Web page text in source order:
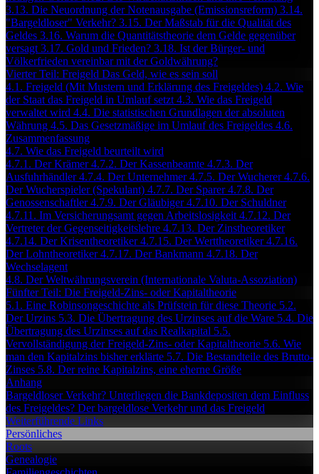
3.13. Die Neuordnung der Notenausgabe (Emissionsreform) 3.14.
"Bargeldloser" Verkehr? 3.15. Der Maßstab für die Qualität des
Geldes 3.16. Warum die Quantitätstheorie dem Gelde gegenüber
versagt 3.17. Gold und Frieden? 3.18. Ist der Bürger- und
Völkerfrieden vereinbar mit der Goldwährung?
Vierter Teil: Freigeld Das Geld, wie es sein soll
4.1. Freigeld (Mit Mustern und Erklärung des Freigeldes) 4.2. Wie
der Staat das Freigeld in Umlauf setzt 4.3. Wie das Freigeld
verwaltet wird 4.4. Die statistischen Grundlagen der absoluten
Währung 4.5. Das Gesetzmäßige im Umlauf des Freigeldes 4.6.
Zusammenfassung
4.7. Wie das Freigeld beurteilt wird
4.7.1. Der Krämer4.7.2. Der Kassenbeamte 4.7.3. Der
Ausfuhrhändler4.7.4. Der Unternehmer4.7.5. Der Wucherer4.7.6.
Der Wucherspieler (Spekulant) 4.7.7. Der Sparer4.7.8. Der
Genossenschaftler4.7.9. Der Gläubiger4.7.10. Der Schuldner
4.7.11. Im Versicherungsamt gegen Arbeitslosigkeit 4.7.12. Der
Vertreter der Gegenseitigkeitslehre 4.7.13. Der Zinstheoretiker
4.7.14. Der Krisentheoretiker4.7.15. Der Werttheoretiker4.7.16.
Der Lohntheoretiker4.7.17. Der Bankmann 4.7.18. Der
Wechselagent
4.8. Der Weltwährungsverein (Internationale Valuta-Assoziation)
Fünfter Teil: Die Freigeld-Zins- oder Kapitaltheorie
5.1. Eine Robinsongeschichte als Prüfstein für diese Theorie 5.2.
Der Urzins 5.3. Die Übertragung des Urzinses auf die Ware 5.4. Die
Übertragung des Urzinses auf das Realkapital 5.5.
Vervollständigung der Freigeld-Zins- oder Kapitaltheorie 5.6. Wie
man den Kapitalzins bisher erklärte 5.7. Die Bestandteile des Brutto-
Zinses 5.8. Der reine Kapitalzins, eine eherne Größe
Anhang
Bargeldloser Verkehr? Unterliegen die Bankdepositen dem Einfluss
des Freigeldes? Der bargeldlose Verkehr und das Freigeld
Weiterführende Links
Persönliches
Roots
Genealogie